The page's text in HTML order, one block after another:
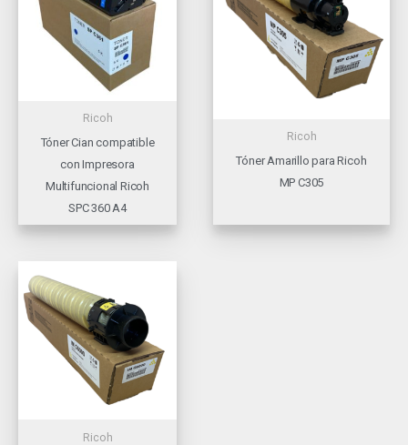
Ricoh
Tóner Cian compatible
con Impresora
Multifuncional Ricoh
SPC 360 A4
Ricoh
Tóner Amarillo para Ricoh
MP C305
Ricoh